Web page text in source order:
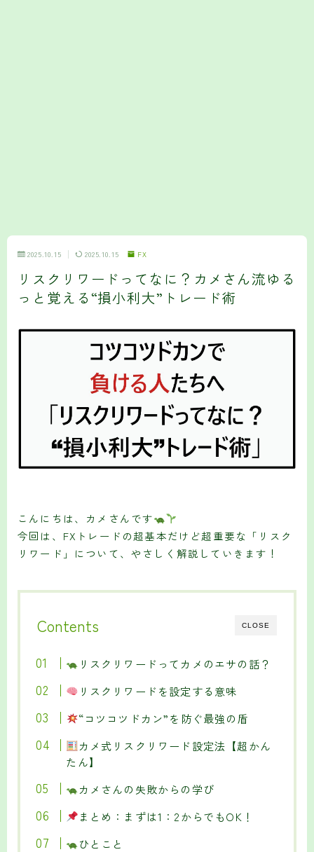
2025.10.15 2025.10.15 FX
リスクリワードってなに？カメさん流ゆる
っと覚える“損小利大”トレード術
こんにちは、カメさんです
今回は、FXトレードの超基本だけど超重要な「リスク
リワード」について、やさしく解説していきます！
CLOSE
Contents
リスクリワードってカメのエサの話？
リスクリワードを設定する意味
“コツコツドカン”を防ぐ最強の盾
カメ式リスクリワード設定法【超かん
たん】
カメさんの失敗からの学び
まとめ：まずは1：2からでもOK！
ひとこと